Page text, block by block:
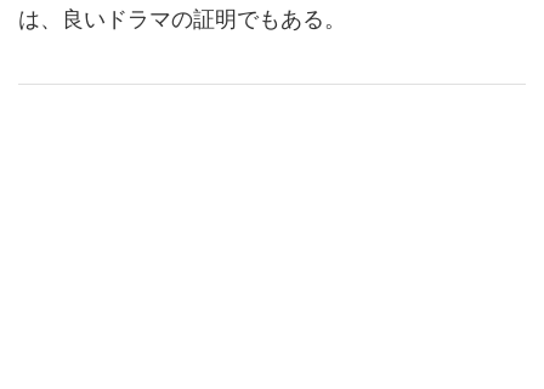
は、良いドラマの証明でもある。